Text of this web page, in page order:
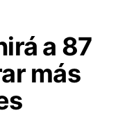
a 87
más